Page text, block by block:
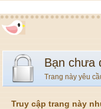
Bạn chưa
Trang này yêu
Truy cập trang này